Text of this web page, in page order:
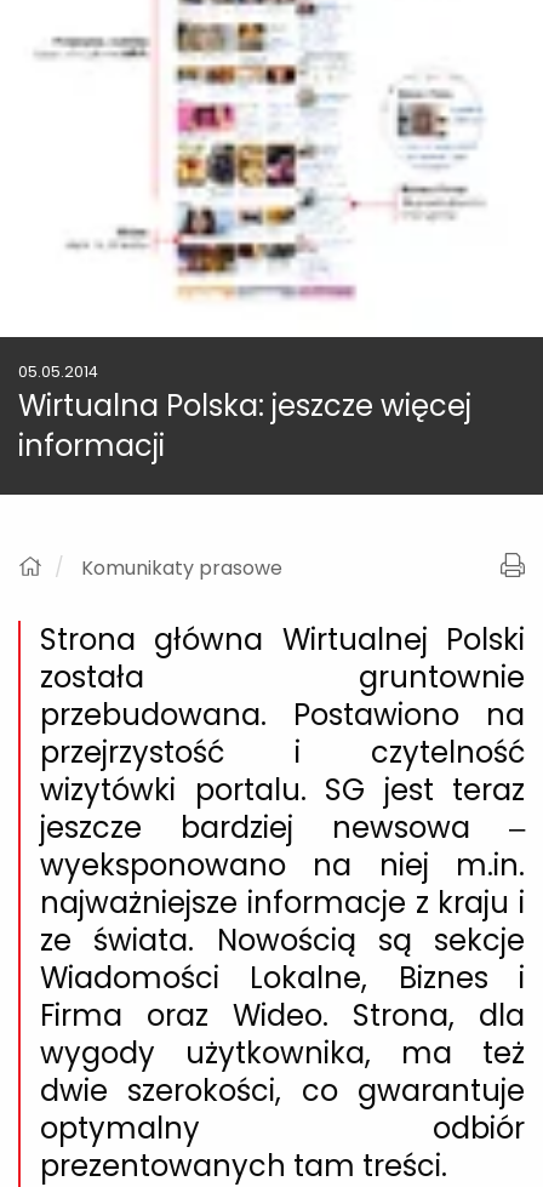
05.05.2014
Wirtualna Polska: jeszcze więcej
informacji
Komunikaty prasowe
Strona główna Wirtualnej Polski
została gruntownie
przebudowana. Postawiono na
przejrzystość i czytelność
wizytówki portalu. SG jest teraz
jeszcze bardziej newsowa –
wyeksponowano na niej m.in.
najważniejsze informacje z kraju i
ze świata. Nowością są sekcje
Wiadomości Lokalne, Biznes i
Firma oraz Wideo. Strona, dla
wygody użytkownika, ma też
dwie szerokości, co gwarantuje
optymalny odbiór
prezentowanych tam treści.